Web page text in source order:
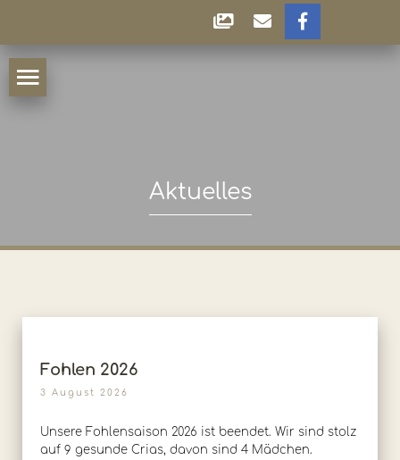
Aktuelles
Fohlen 2026
3 August 2026
Unsere Fohlensaison 2026 ist beendet. Wir sind stolz
auf 9 gesunde Crias, davon sind 4 Mädchen.